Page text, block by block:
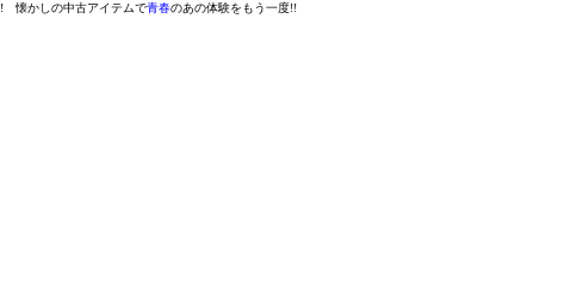
懐かしの中古アイテムで青春のあの体験をもう一度!!